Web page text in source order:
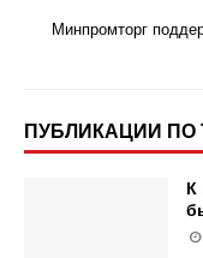
Минпромторг
ПУБЛИКАЦИИ ПО
К